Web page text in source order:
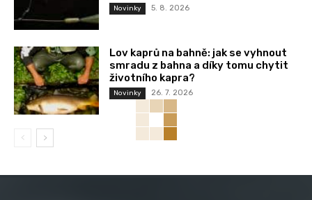
Novinky 5. 8. 2026
Lov kaprů na bahně: jak se vyhnout
smradu z bahna a díky tomu chytit
životního kapra?
Novinky 26. 7. 2026